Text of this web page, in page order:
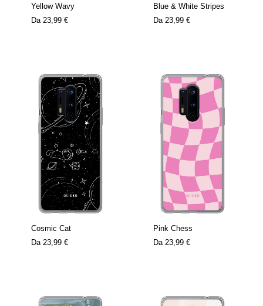
Yellow Wavy
Da 23,99 €
Blue & White Stripes
Da 23,99 €
Cosmic Cat
Da 23,99 €
Pink Chess
Da 23,99 €